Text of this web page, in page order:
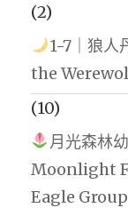
(2)
1-7｜狼人
the
(10)
月光森林
Moonlight
Eagle Group